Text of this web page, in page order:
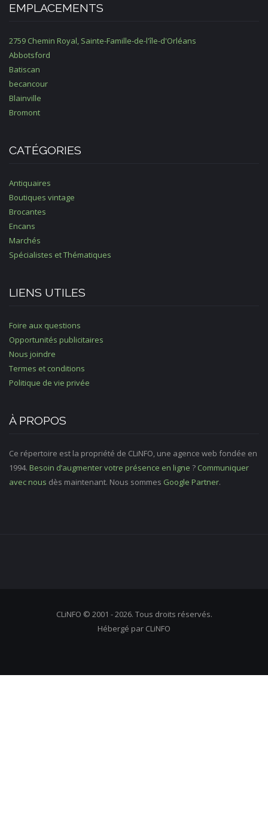
EMPLACEMENTS
2759 Chemin Royal, Sainte-Famille-de-l'île-d'Orléans
Abbotsford
Batiscan
becancour
Blainville
Bromont
CATÉGORIES
Antiquaires
Boutiques vintage
Brocantes
Encans
Marchés
Spécialistes et Thématiques
LIENS UTILES
Foire aux questions
Opportunités publicitaires
Nous joindre
Termes et conditions
Politique de vie privée
À PROPOS
Ce répertoire est la propriété de CLiNFO, une agence web fondée en
1994. Besoin d’augmenter votre présence en ligne ? Communiquer
avec nous dès maintenant. Nous sommes Google Partner.
CLiNFO © 2001 - 2026. Tous droits réservés.
Hébergé par CLiNFO